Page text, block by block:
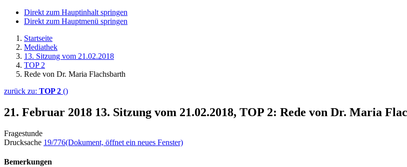
Direkt zum Hauptinhalt springen
Direkt zum Hauptmenü springen
Startseite
Mediathek
13. Sitzung vom 21.02.2018
TOP 2
Rede von Dr. Maria Flachsbarth
zurück zu: TOP 2 ()
21. Februar 2018 13. Sitzung vom 21.02.2018, TOP 2: Rede von Dr. Maria
Fragestunde
Drucksache 19/776(Dokument, öffnet ein neues Fenster)
Bemerkungen